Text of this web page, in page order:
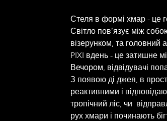
Стеля в формі хмар - це
Світло повʼязує між
візерунком, та головний
PIXI вдень - це затишне
Вечором, відвідувачі
З появою ді джея, в
реактивними і
тропічний ліс, чи
рух хмари і починають